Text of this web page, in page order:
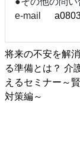
e-mail
将来の不安を解
る準備とは？ 介
えるセミナー～
対策編～